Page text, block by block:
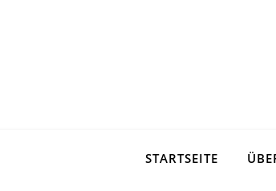
STARTSEITE